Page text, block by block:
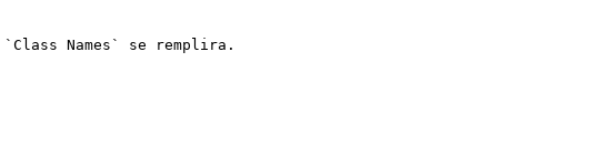
Names` se remplira.